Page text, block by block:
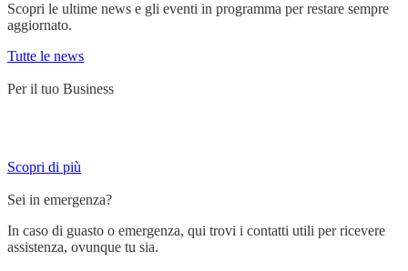
Scopri le ultime news e gli eventi in programma per restare sempre
aggiornato.
Tutte le news
Per il tuo Business
Scopri di più
Sei in emergenza?
In caso di guasto o emergenza, qui trovi i contatti utili per ricevere
assistenza, ovunque tu sia.